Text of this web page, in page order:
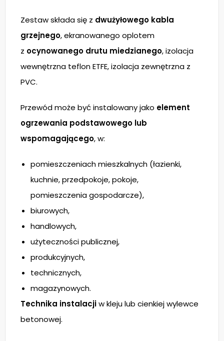
Zestaw składa się z dwużyłowego kabla
grzejnego, ekranowanego oplotem
z ocynowanego drutu miedzianego, izolacja
wewnętrzna teflon ETFE, izolacja zewnętrzna z
PVC.
Przewód może być instalowany jako element
ogrzewania podstawowego lub
wspomagającego, w:
pomieszczeniach mieszkalnych (łazienki,
kuchnie, przedpokoje, pokoje,
pomieszczenia gospodarcze),
biurowych,
handlowych,
użyteczności publicznej,
produkcyjnych,
technicznych,
magazynowych.
Technika instalacjiw kleju lub cienkiej wylewce
betonowej.